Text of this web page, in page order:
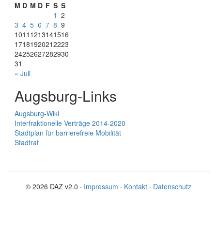
M D M D F S S
1 2
3 4 5 6 7 8 9
1011 1213141516
17181920212223
24252627282930
31
« Juli
Augsburg-Links
Augsburg-Wiki
Interfraktionelle Verträge 2014-2020
Stadtplan für barrierefreie Mobilität
Stadtrat
© 2026 DAZ v2.0 · Impressum · Kontakt · Datenschutz